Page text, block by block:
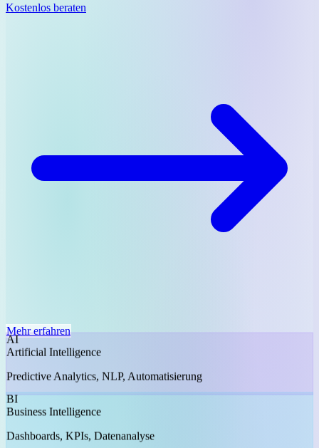
Kostenlos beraten
Mehr erfahren
AI
Artificial Intelligence
Predictive Analytics, NLP, Automatisierung
BI
Business Intelligence
Dashboards, KPIs, Datenanalyse